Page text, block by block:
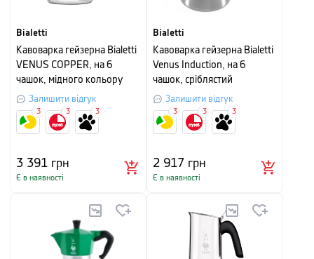
Bialetti
Кавоварка гейзерна Bialetti
VENUS COPPER, на 6
чашок, мідного кольору
Залишити відгук
3 391 грн
Є в наявності
3 3 3
Bialetti
Кавоварка гейзерна Bialetti
Venus Induction, на 6
чашок, сріблястий
Залишити відгук
2 917 грн
Є в наявності
3 3 3